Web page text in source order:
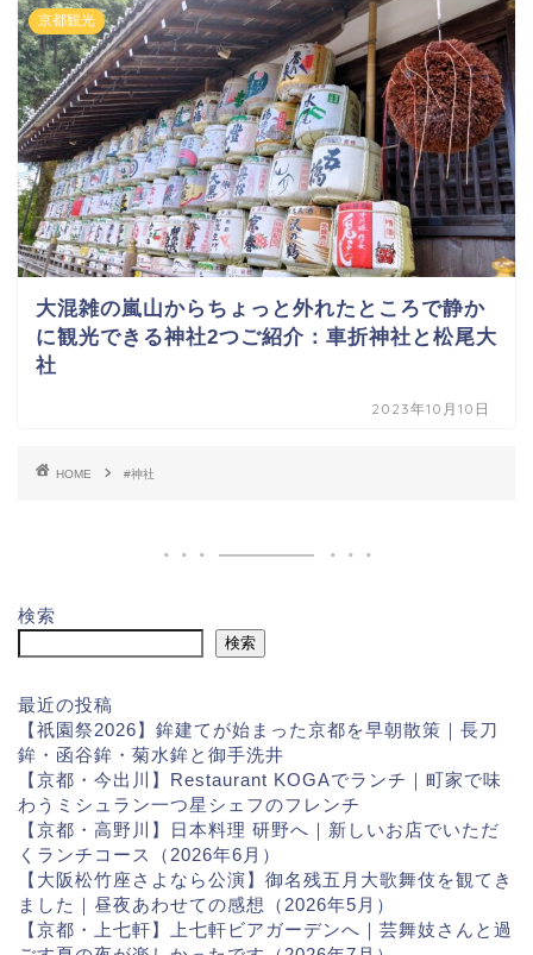
京都観光
大混雑の嵐山からちょっと外れたところで静か
に観光できる神社2つご紹介：車折神社と松尾大
社
2023年10月10日
HOME #神社
検索
検索
最近の投稿
【祇園祭2026】鉾建てが始まった京都を早朝散策｜長刀
鉾・函谷鉾・菊水鉾と御手洗井
【京都・今出川】Restaurant KOGAでランチ｜町家で味
わうミシュラン一つ星シェフのフレンチ
【京都・高野川】日本料理 研野へ｜新しいお店でいただ
くランチコース（2026年6月）
【大阪松竹座さよなら公演】御名残五月大歌舞伎を観てき
ました｜昼夜あわせての感想（2026年5月）
【京都・上七軒】上七軒ビアガーデンへ｜芸舞妓さんと過